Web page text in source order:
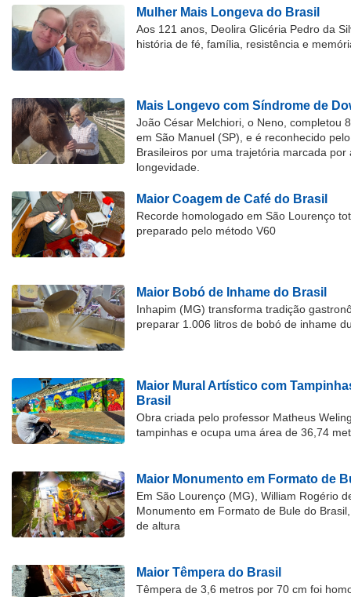
Mulher Mais Longeva do Brasil
Aos 121 anos, Deolira Glicéria Pedro da
história de fé, família, resistência e
Mais Longevo com Síndrome de
João César Melchiori, o Neno, completou
em São Manuel (SP), e é reconhecido
Brasileiros por uma trajetória marcada por
longevidade.
Maior Coagem de Café do Brasil
Recorde homologado em São Lourenço
preparado pelo método V60
Maior Bobó de Inhame do Brasil
Inhapim (MG) transforma tradição
preparar 1.006 litros de bobó de inhame
Maior Mural Artístico com
Brasil
Obra criada pelo professor Matheus
tampinhas e ocupa uma área de 36,74
Maior Monumento em Formato de
Em São Lourenço (MG), William Rogério
Monumento em Formato de Bule do
de altura
Maior Têmpera do Brasil
Têmpera de 3,6 metros por 70 cm foi